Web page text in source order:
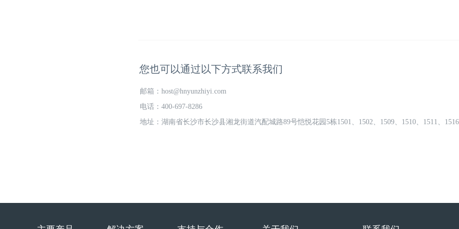
您也可以通过以下方式联系我们
邮箱： host@hnyunzhiyi.com
电话： 400-697-8286
地址： 湖南省长沙市长沙县湘龙街道汽配城路89号恺悦花园5栋1501、1502、1509、1510、1511、